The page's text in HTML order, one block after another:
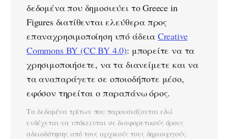
δεδομένα που δημοσιεύει το Greece in
Figures διατίθενται ελεύθερα προς
επαναχρησιμοποίηση υπό άδεια Creative
Commons BY (CC BY 4.0): μπορείτε να τα
χρησιμοποιήσετε, να τα διανείμετε και να
τα αναπαράγετε σε οποιοδήποτε μέσο,
εφόσον τηρείται ο παραπάνω όρος.
Τα δεδομένα τρίτων που παρουσιάζονται εδώ
ενδέχεται να υπόκεινται σε διαφορετικούς όρους
αδειοδότησης από τους αρχικούς τους δημιουργούς.